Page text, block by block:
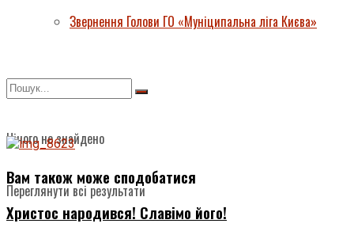
Звернення Голови ГО «Муніципальна ліга Києва»
Нічого не знайдено
Переглянути всі результати
Вам також може сподобатися
Христос народився! Славімо його!